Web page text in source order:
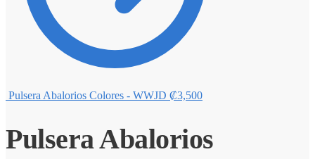
Pulsera Abalorios Colores - WWJD ₡3,500
Pulsera Abalorios